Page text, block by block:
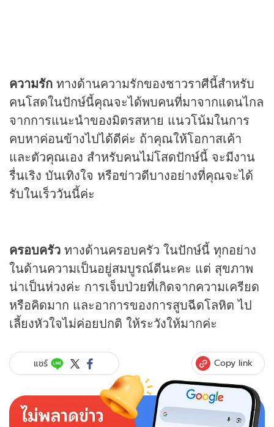
ความรัก ทางด้านความรักของชาวราศีนี้สำหรับ
คนโสดในปักษ์นี้คุณจะได้พบคนที่มาจากแดนไกล
จากการแนะนำของมิตรสหาย แนวโน้มในการ
คบหาค่อนข้างไปได้ดีค่ะ ถ้าคุณให้โอกาสเค้า
และตัวคุณเอง สำหรับคนไม่โสดปักษ์นี้ จะมีงาน
รื่นเริง บันเทิงใจ หรือข่าวดีบางอย่างที่คุณจะได้
รับในเร็ววันนี้ค่ะ
ครอบครัว ทางด้านครอบครัว ในปักษ์นี้ ทุกอย่าง
ในด้านความเป็นอยู่สมบูรณ์ดีนะคะ แต่ สุขภาพ
น่าเป็นห่วงค่ะ การเจ็บป่วยที่เกิดจากความเครียด
หรือคิดมาก และอาการของการสูบฉีดโลหิต ไป
เลี้ยงหัวใจไม่ค่อยปกติ ให้ระวังให้มากค่ะ
แชร์ Copy link